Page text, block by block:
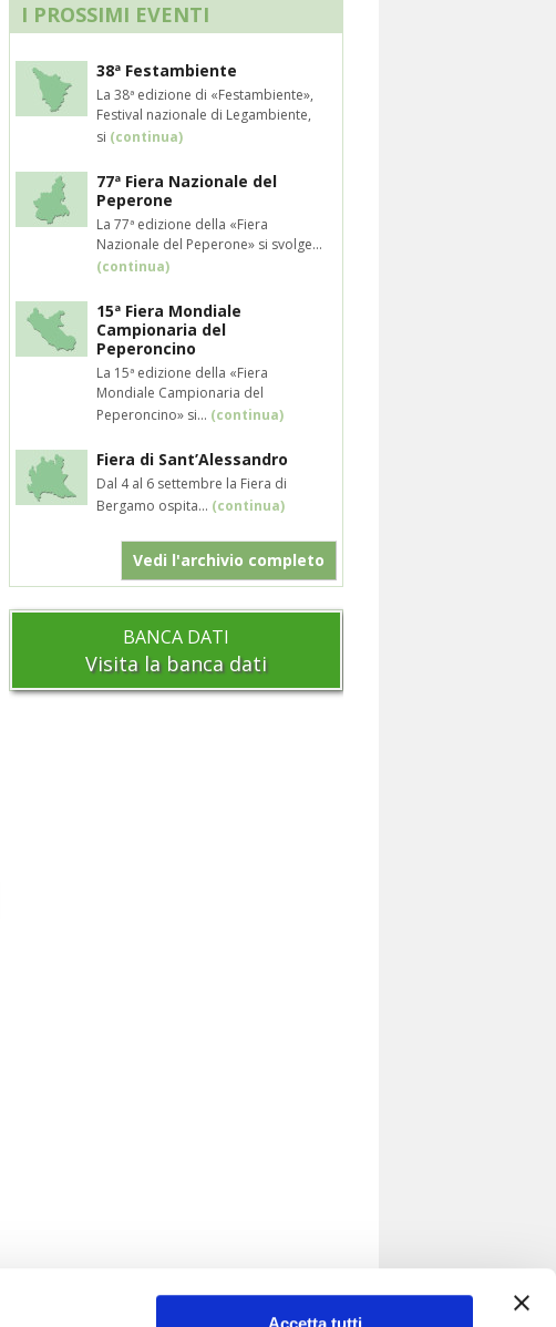
I PROSSIMI EVENTI
38ª Festambiente
La 38ª edizione di «Festambiente»,
Festival nazionale di Legambiente,
si (continua)
77ª Fiera Nazionale del
Peperone
La 77ª edizione della «Fiera
Nazionale del Peperone» si svolge...
(continua)
15ª Fiera Mondiale
Campionaria del
Peperoncino
La 15ª edizione della «Fiera
Mondiale Campionaria del
Peperoncino» si... (continua)
Fiera di Sant’Alessandro
Dal 4 al 6 settembre la Fiera di
Bergamo ospita... (continua)
Vedi l'archivio completo
BANCA DATI
Visita la banca dati